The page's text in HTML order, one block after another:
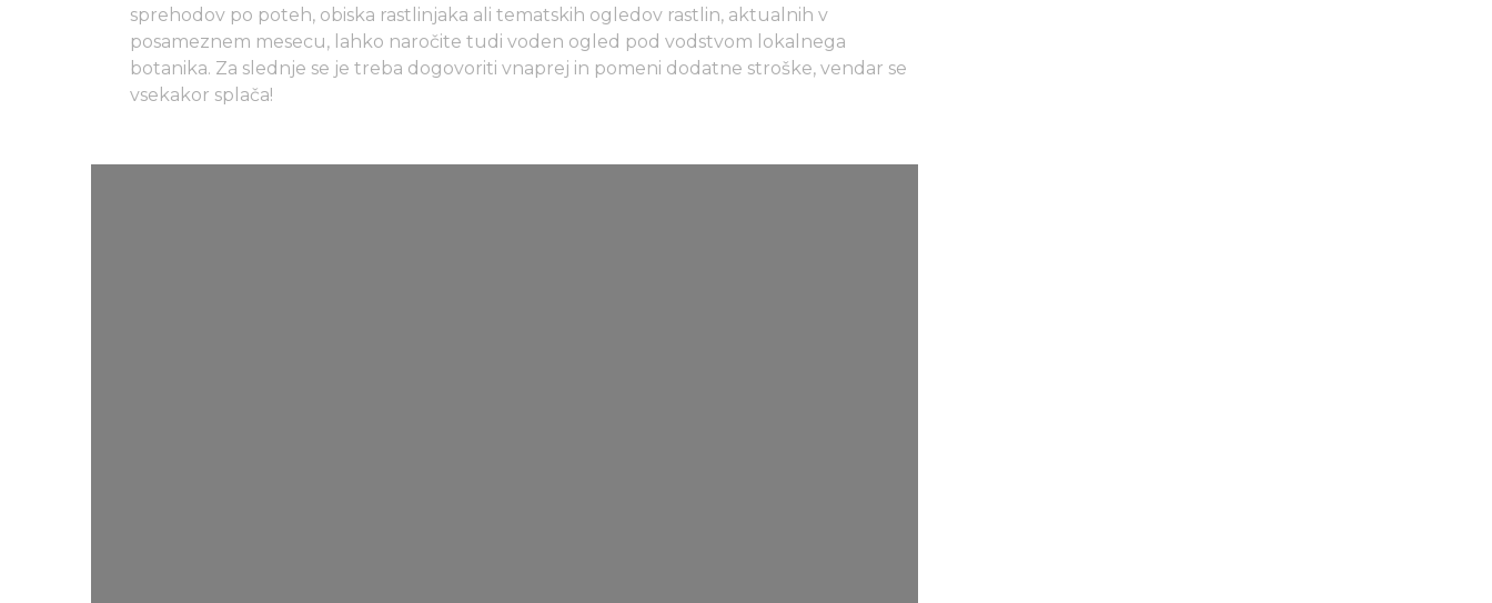
sprehodov po poteh, obiska rastlinjaka ali tematskih ogledov rastlin, aktualnih v
posameznem mesecu, lahko naročite tudi voden ogled pod vodstvom lokalnega
botanika. Za slednje se je treba dogovoriti vnaprej in pomeni dodatne stroške, vendar se
vsekakor splača!